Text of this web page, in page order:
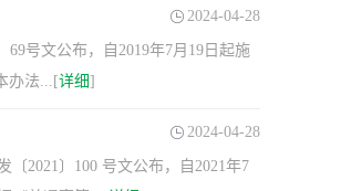
2024-04-28
号文公布，自2019年7月19日起施
办法...[详细]
2024-04-28
2021〕100 号文公布，自2021年7